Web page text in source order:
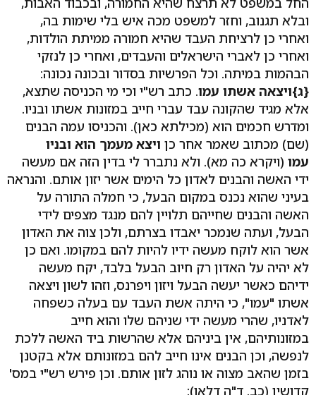
ובלא תגנוב, וחזר למשפט מכה איש בלי שימות בה,
ואחרי כן לרציחת העבד שהיא חמורה ממיתת הולדות,
ואחרי כן לאברי הישראלים והעבדים, ואחרי כן לנזקי
הבהמות במיתה. וכל הפרשיות בסדור ובכונה נכונה:
{ג}ויצאה אשתו עמו. כתב רש"י וכי מי הכניסה שתצא,
אלא מגיד שהקונה עבד עברי חייב במזונות אשתו ובניו.
ומדרש חכמים הוא (מכילתא כאן). והכניסו עמה הבנים
(שם) מכתוב שאמר אחר כן ויצא מעמך הוא ובניו
עמו (ויקרא כה מא). ולא נתברר לי בדין הזה אם מעשה
ידי האשה והבנים לאדון כל הימים אשר יזון אותם. והנראה
בעיני שהוא נכנס במקום הבעל, כי חמלה התורה על
האשה והבנים שחייהם תלויין להם מנגד מצפים לידי
הבעל, ועתה שנמכר יאבדו בצרתם, ולכן צוה את האדון
אשר הוא לוקח מעשה ידיו להיות להם במקומו. ואם כן
לא יהיה על האדון רק חיוב הבעל בלבד, יקח מעשה
ידיהם כאשר יעשה הבעל ויזון ויפרנס, וזהו לשון ויצאה
אשתו "עמו", כי היתה אשת העבד עם בעלה כשפחה
לאדניו, שהרי מעשה ידי שניהם שלו והוא חייב
במזונותיהם, אין ביניהם אלא שהרשות ביד האשה ללכת
לנפשה, וכן הבנים אינו חייב להם במזונותם אלא בקטנן
בזמן שהאב מצוה או נוהג לזון אותם. וכן פירש רש"י במס'
קדושין (כב. ד"ה דלאו):